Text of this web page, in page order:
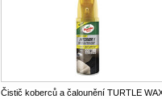
Čistič koberců a čalounění TURTLE